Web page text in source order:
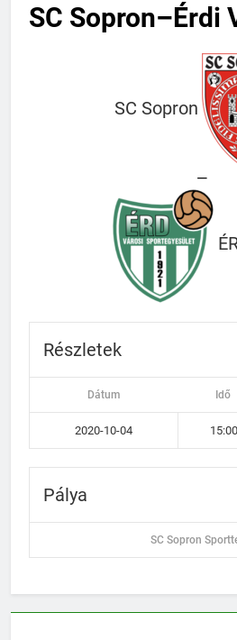
SC Sopron–Érdi
SC Sopron
—
Részletek
Dátum Idő
2020-10-04 15:00
Pálya
SC Sopron